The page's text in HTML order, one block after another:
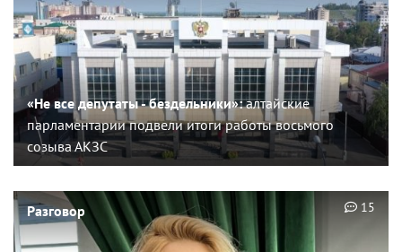
«Не все депутаты - бездельники»:алтайские
парламентарии подвели итоги работы восьмого
созыва АКЗС
Разговор 15